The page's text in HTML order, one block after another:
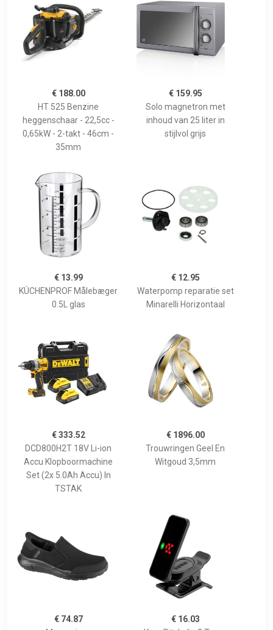
€ 188.00
HT 525 Benzine
heggenschaar - 22,5cc -
0,65kW - 2-takt - 46cm -
35mm
€ 159.95
Solo magnetron met
inhoud van 25 liter in
stijlvol grijs
€ 13.99
KÜCHENPROF Målebæger
0.5L glas
€ 12.95
Waterpomp reparatie set
Minarelli Horizontaal
€ 333.52
DCD800H2T 18V Li-ion
Accu Klopboormachine
Set (2x 5.0Ah Accu) In
TSTAK
€ 1896.00
Trouwringen Geel En
Witgoud 3,5mm
€ 74.87
€ 16.03